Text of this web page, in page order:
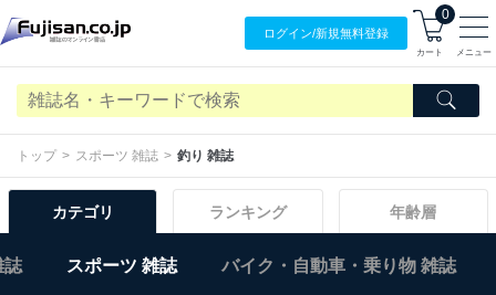
ログイン/新規無料登録
0
カート メニュー
トップ スポーツ 雑誌 釣り 雑誌
カテゴリ ランキング 年齢層
誌 スポーツ 雑誌 バイク・自動車・乗り物 雑誌